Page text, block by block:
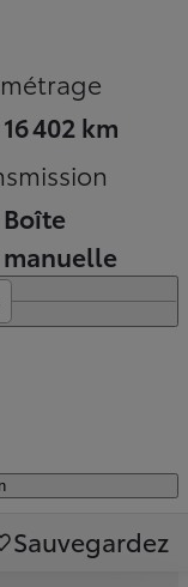
16 402 km
Boîte
manuelle
Sauvegardez